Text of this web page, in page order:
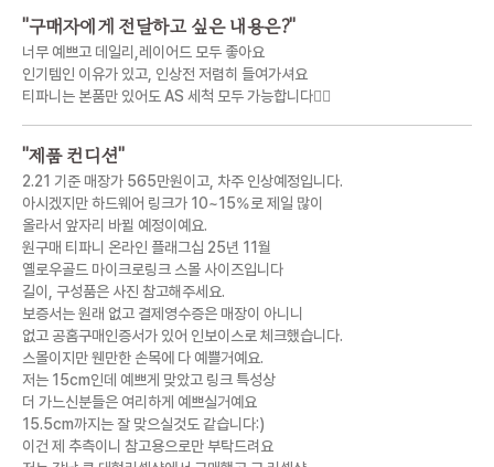
"구매자에게 전달하고 싶은 내용은?"
너무 예쁘고 데일리,레이어드 모두 좋아요
인기템인 이유가 있고, 인상전 저렴히 들여가셔요
티파니는 본품만 있어도 AS 세척 모두 가능합니다🙂‍↕️
"제품 컨디션"
2.21 기준 매장가 565만원이고, 차주 인상예정입니다.
아시겠지만 하드웨어 링크가 10~15%로 제일 많이
올라서 앞자리 바뀔 예정이예요.
원구매 티파니 온라인 플래그십 25년 11월
옐로우골드 마이크로링크 스몰 사이즈입니다
길이, 구성품은 사진 참고해주세요.
보증서는 원래 없고 결제영수증은 매장이 아니니
없고 공홈구매인증서가 있어 인보이스로 체크했습니다.
스몰이지만 웬만한 손목에 다 예쁠거예요.
저는 15cm인데 예쁘게 맞았고 링크 특성상
더 가느신분들은 여리하게 예쁘실거예요
15.5cm까지는 잘 맞으실것도 같습니다:)
이건 제 추측이니 참고용으로만 부탁드려요